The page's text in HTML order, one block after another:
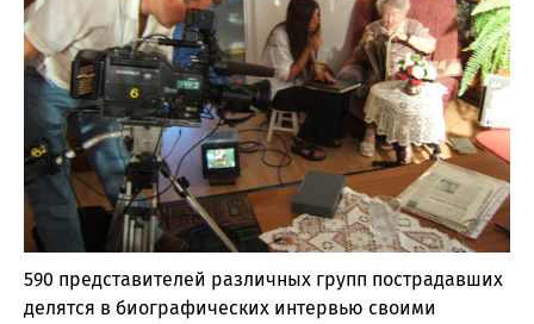
590 представителей различных групп пострадавших
делятся в биографических интервью своими